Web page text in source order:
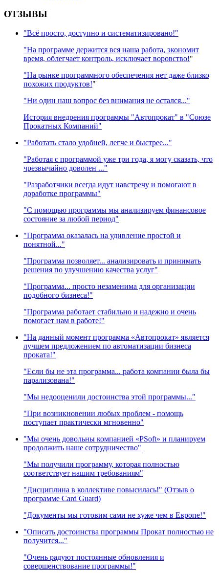
ОТЗЫВЫ
"Всё просто, доступно и систематизировано!"
"На программе держится вся наша работа, экономит
время, облегчает контроль, исключает воровство!"
"На рынке программного обеспечения нет даже близко
похожих продуктов!"
"Ни один наш вопрос без внимания не остался..."
История внедрения программы "Автопрокат" в "Союзе
Прокатных Компаний"
"Работать стало удобней, легче и быстрее..."
"Работая с программой уже три года, я могу сказать, что
чрезвычайно доволен ..."
"Разработчики всегда идут навстречу и помогают в
доработке программы"
"С помощью программы мы анализируем финансовое
состояние за любой период"
"Программа оказалась на удивление простой и
понятной..."
"Программа позволяет... анализировать и принимать
решения по улучшению качества услуг"
"Программа... просто незаменима для организации
подобного бизнеса!"
"Программа работает стабильно и надежно и очень
помогает нам в работе!"
"На данный момент программа «Автопрокат» является
лучшем предложением по автоматизации бизнеса
проката!"
"Если бы не эта программа... работа компании была бы
парализована!"
"Мы недооценили достоинства этой программы..."
"При возникновении любых проблем - помощь
поступает практически мгновенно"
"Мы очень довольны компанией «PSoft» и планируем
продолжить наше сотрудничество"
"Мы получили программу, которая полностью
соответствует нашим требованиям"
"Дисциплина в коллективе повысилась!" (Отзыв о
программе Card Guard)
"Документы мы готовим сами не хуже чем в Европе!"
"Описать достоинства программы Прокат полностью не
получится..."
"Очень радуют постоянные обновления и
совершенствование программы!"